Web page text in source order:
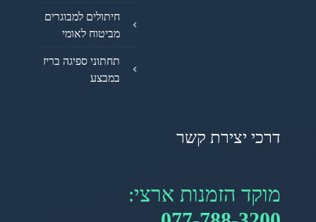
חיתולים למבוגרים
מביטוח לאומי
תחתוני ספיגה בריז
במבצע
דרכי יצירת קשר
מוקד הזמנות ארצי: